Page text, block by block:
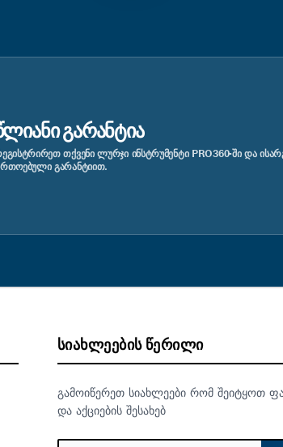
ᲒᲐᲠᲐᲜᲢᲘᲐ
ᲗᲥᲕᲔᲜᲘ ᲚᲣᲠᲯᲘ ᲘᲜᲡᲢᲠᲣᲛᲔᲜᲢᲘ PRO360-ᲨᲘ ᲓᲐ
ᲒᲐᲠᲐᲜᲢᲘᲘᲗ.
ᲡᲘᲐᲮᲚᲔᲔᲑᲘᲡ ᲬᲔᲠᲘᲚᲘ
გამოიწერეთ სიახლეები რომ შეიტყოთ
და აქციების შესახებ